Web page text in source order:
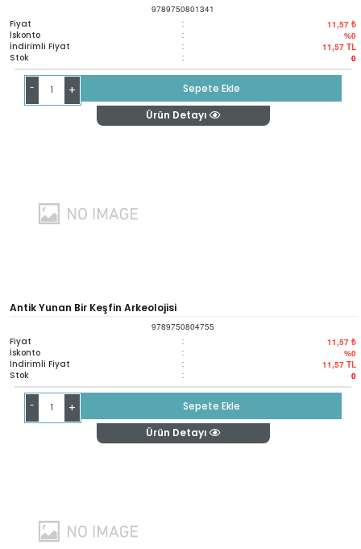
9789750801341
Fiyat : 11,57 ₺
İskonto : %0
İndirimli Fiyat : 11,57 TL
Stok : 0
- +
Sepete Ekle
Ürün Detayı
Antik Yunan Bir Keşfin Arkeolojisi
9789750804755
Fiyat : 11,57 ₺
İskonto : %0
İndirimli Fiyat : 11,57 TL
Stok : 0
- +
Sepete Ekle
Ürün Detayı